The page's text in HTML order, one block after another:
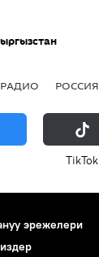
РАДИО РОССИЯ
ТikТоk
эрежелери